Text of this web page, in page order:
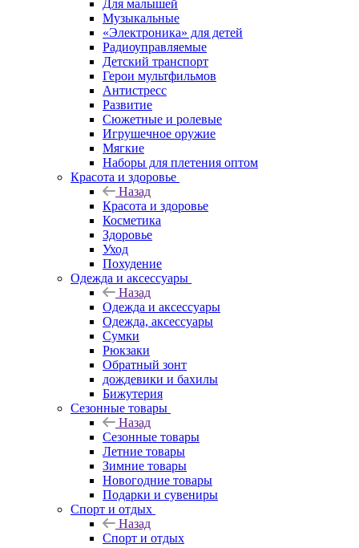
Для малышей
Музыкальные
«Электроника» для детей
Радиоуправляемые
Детский транспорт
Герои мультфильмов
Антистресс
Развитие
Сюжетные и ролевые
Игрушечное оружие
Мягкие
Наборы для плетения оптом
Красота и здоровье
Назад
Красота и здоровье
Косметика
Здоровье
Уход
Похудение
Одежда и аксессуары
Назад
Одежда и аксессуары
Одежда, аксессуары
Сумки
Рюкзаки
Обратный зонт
дождевики и бахилы
Бижутерия
Сезонные товары
Назад
Сезонные товары
Летние товары
Зимние товары
Новогодние товары
Подарки и сувениры
Спорт и отдых
Назад
Спорт и отдых